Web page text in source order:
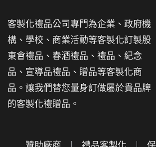
客製化禮品公司專門為企業、政府機
構、學校、商業活動等客製化訂製股
東會禮品、春酒禮品、禮品、紀念
品、宣導品禮品、贈品等客製化商
品。讓我們替您量身訂做屬於貴品牌
的客製化禮贈品。